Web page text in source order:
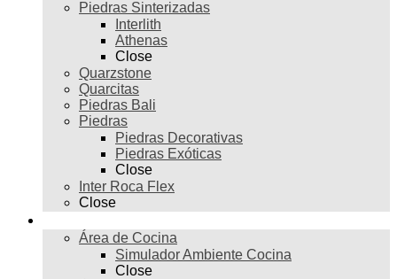
Piedras Sinterizadas
Interlith
Athenas
Close
Quarzstone
Quarcitas
Piedras Bali
Piedras
Piedras Decorativas
Piedras Exóticas
Close
Inter Roca Flex
Close
Área de Cocina
Simulador Ambiente Cocina
Close